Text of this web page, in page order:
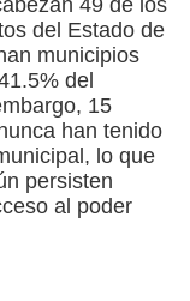
49 de los
del Estado de
municipios
del
15
han tenido
lo que
persisten
al poder